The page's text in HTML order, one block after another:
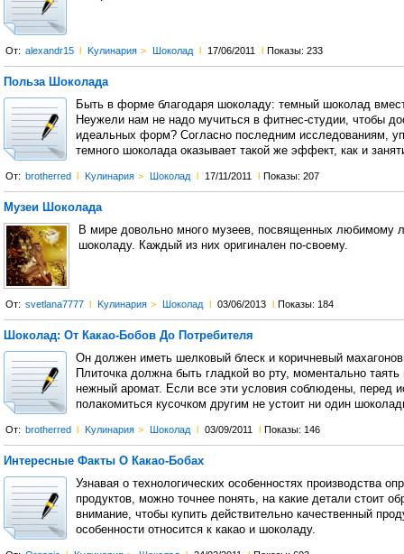
От: alexandr15 l Kулинария > Шоколад l 17/06/2011 l Показы: 233
Польза Шоколада
Быть в форме благодаря шоколаду: темный шоколад
Неужели нам не надо мучиться в фитнес-студии, чтобы
идеальных форм? Согласно последним исследованиям,
темного шоколада оказывает такой же эффект, как и
От: brotherred l Kулинария > Шоколад l 17/11/2011 l Показы: 207
Музеи Шоколада
В мире довольно много музеев, посвященных любимому
шоколаду. Каждый из них оригинален по-своему.
От: svetlana7777 l Kулинария > Шоколад l 03/06/2013 l Показы: 184
Шоколад: От Какао-Бобов До Потребителя
Он должен иметь шелковый блеск и коричневый
Плиточка должна быть гладкой во рту, моментально таять
нежный аромат. Если все эти условия соблюдены, перед
полакомиться кусочком другим не устоит ни один
От: brotherred l Kулинария > Шоколад l 03/09/2011 l Показы: 146
Интересные Факты О Какао-Бобах
Узнавая о технологических особенностях производства
продуктов, можно точнее понять, на какие детали стоит
внимание, чтобы купить действительно качественный
особенности относится к какао и шоколаду.